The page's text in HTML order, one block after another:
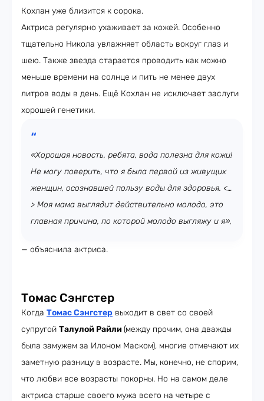
Кохлан уже близится к сорока.
Актриса регулярно ухаживает за кожей. Особенно
тщательно Никола увлажняет область вокруг глаз и
шею. Также звезда старается проводить как можно
меньше времени на солнце и пить не менее двух
литров воды в день. Ещё Кохлан не исключает заслуги
хорошей генетики.
«Хорошая новость, ребята, вода полезна для кожи!
Не могу поверить, что я была первой из живущих
женщин, осознавшей пользу воды для здоровья. <…
> Моя мама выглядит действительно молодо, это
главная причина, по которой молодо выгляжу и я»,
— объяснила актриса.
Томас Сэнгстер
Когда Томас Сэнгстер выходит в свет со своей
супругой Талулой Райли (между прочим, она дважды
была замужем за Илоном Маском), многие отмечают их
заметную разницу в возрасте. Мы, конечно, не спорим,
что любви все возрасты покорны. Но на самом деле
актриса старше своего мужа всего на четыре с